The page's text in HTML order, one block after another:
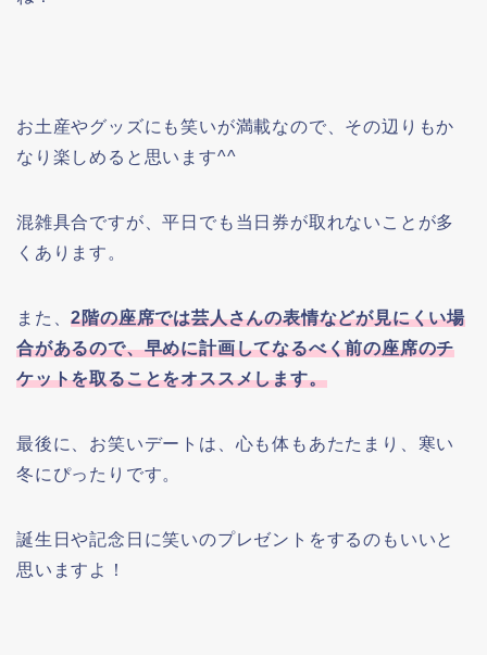
お土産やグッズにも笑いが満載なので、その辺りもか
なり楽しめると思います^^
混雑具合ですが、平日でも当日券が取れないことが多
くあります。
また、2階の座席では芸人さんの表情などが見にくい場
合があるので、早めに計画してなるべく前の座席のチ
ケットを取ることをオススメします。
最後に、お笑いデートは、心も体もあたたまり、寒い
冬にぴったりです。
誕生日や記念日に笑いのプレゼントをするのもいいと
思いますよ！